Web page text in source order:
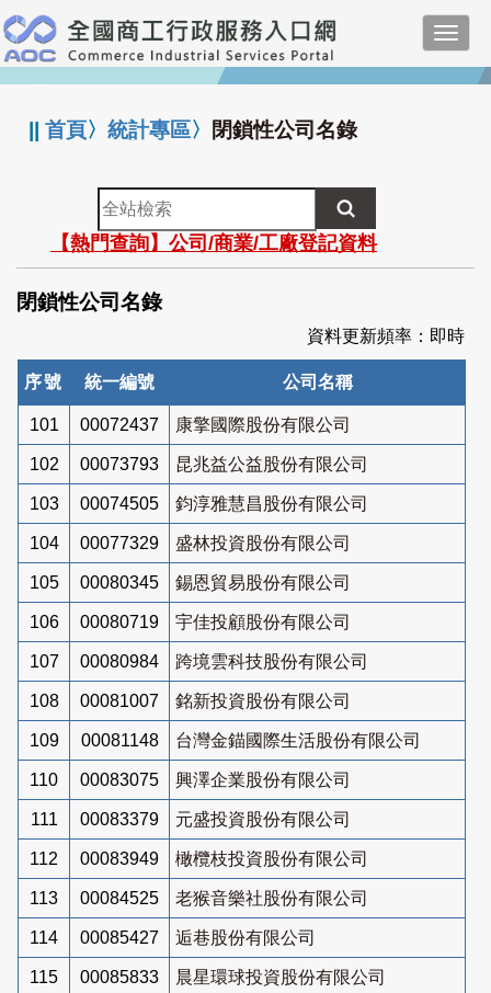
跳
到
主
要
:::
||首頁〉統計專區〉 閉鎖性公司名錄
全
站
檢
索
【熱門查詢】公司/商業/工廠登記資料
閉鎖性公司名錄
資料更新頻率：即時
序號 統一編號 公司名稱
101 00072437 康擎國際股份有限公司
102 00073793 昆兆益公益股份有限公司
103 00074505 鈞淳雅慧昌股份有限公司
104 00077329 盛林投資股份有限公司
105 00080345 錫恩貿易股份有限公司
106 00080719 宇佳投顧股份有限公司
107 00080984 跨境雲科技股份有限公司
108 00081007 銘新投資股份有限公司
109 00081148 台灣金錨國際生活股份有限公司
110 00083075 興澤企業股份有限公司
111 00083379 元盛投資股份有限公司
112 00083949 橄欖枝投資股份有限公司
113 00084525 老猴音樂社股份有限公司
114 00085427 逅巷股份有限公司
115 00085833 晨星環球投資股份有限公司